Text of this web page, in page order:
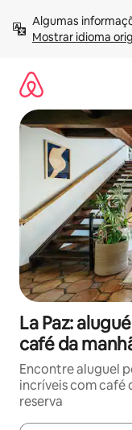
para
Mostrar idioma
La Paz:
café da
Encontre aluguel
incríveis com café
reserva